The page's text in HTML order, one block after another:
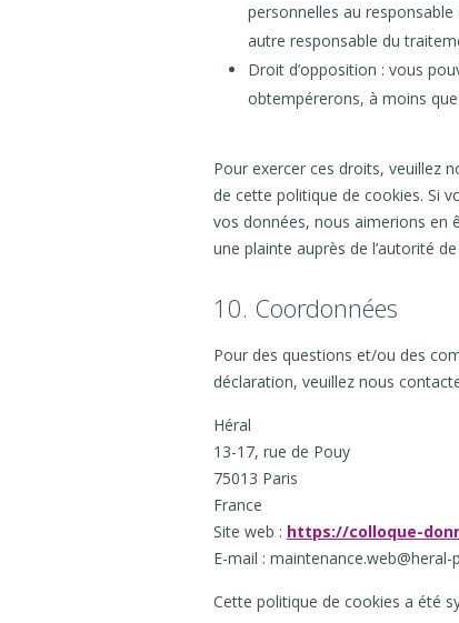
personnelles au
autre responsable du
Droit d’opposition : vous
obtempérerons, à moins
Pour exercer ces droits, veuillez
de cette politique de cookies. Si
vos données, nous aimerions en
une plainte auprès de l’autorité
10. Coordonnées
Pour des questions et/ou des
déclaration, veuillez nous
Héral
13-17, rue de Pouy
75013 Paris
France
Site web : https://colloque-
E-mail : maintenance.web@heral-
Cette politique de cookies a été